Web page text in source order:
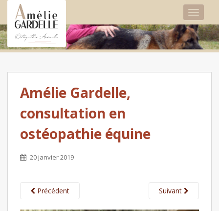
Amélie Gardelle,
consultation en
ostéopathie équine
20 janvier 2019
Précédent Suivant